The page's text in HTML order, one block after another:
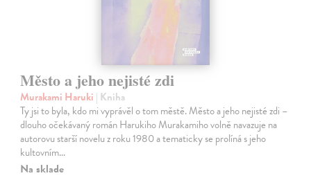
Město a jeho nejisté zdi
Murakami Haruki | Kniha
Ty jsi to byla, kdo mi vyprávěl o tom městě. Město a jeho nejisté zdi –
dlouho očekávaný román Harukiho Murakamiho volně navazuje na
autorovu starší novelu z roku 1980 a tematicky se prolíná s jeho
kultovním…
Na sklade